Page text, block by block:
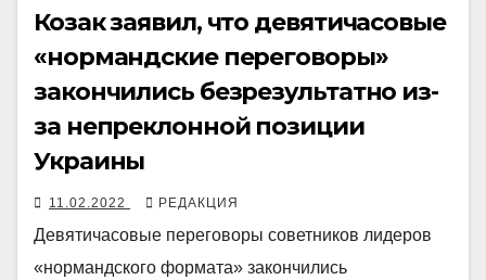
Козак заявил, что девятичасовые
«нормандские переговоры»
закончились безрезультатно из-
за непреклонной позиции
Украины
11.02.2022 РЕДАКЦИЯ
Девятичасовые переговоры советников лидеров
«нормандского формата» закончились